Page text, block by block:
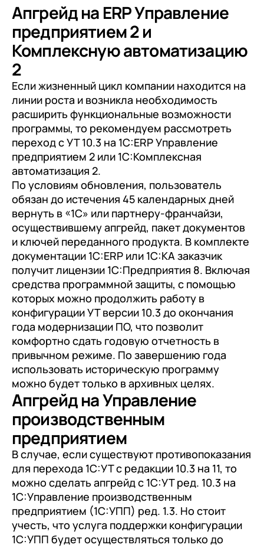
Апгрейд на ERP Управление
предприятием 2 и
Комплексную автоматизацию
2
Если жизненный цикл компании находится на
линии роста и возникла необходимость
расширить функциональные возможности
программы, то рекомендуем рассмотреть
переход с УТ 10.3 на 1С:ERP Управление
предприятием 2 или 1С:Комплексная
автоматизация 2.
По условиям обновления, пользователь
обязан до истечения 45 календарных дней
вернуть в «1С» или партнеру-франчайзи,
осуществившему апгрейд, пакет документов
и ключей переданного продукта. В комплекте
документации 1С:ERP или 1С:КА заказчик
получит лицензии 1С:Предприятия 8. Включая
средства программной защиты, с помощью
которых можно продолжить работу в
конфигурации УТ версии 10.3 до окончания
года модернизации ПО, что позволит
комфортно сдать годовую отчетность в
привычном режиме. По завершению года
использовать историческую программу
можно будет только в архивных целях.
Апгрейд на Управление
производственным
предприятием
В случае, если существуют противопоказания
для перехода 1С:УТ с редакции 10.3 на 11, то
можно сделать апгрейд с 1С:УТ ред. 10.3 на
1С:Управление производственным
предприятием (1С:УПП) ред. 1.3. Но стоит
учесть, что услуга поддержки конфигурации
1С:УПП будет осуществляться только до